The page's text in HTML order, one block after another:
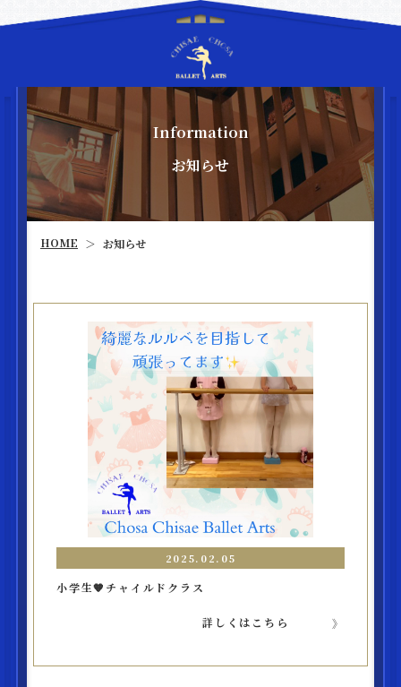
Information
お知らせ
HOME ＞ お知らせ
2025.02.05
小学生🧡チャイルドクラス
詳しくはこちら